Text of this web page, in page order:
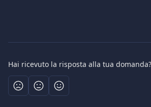
Hai ricevuto la risposta alla tua domanda?